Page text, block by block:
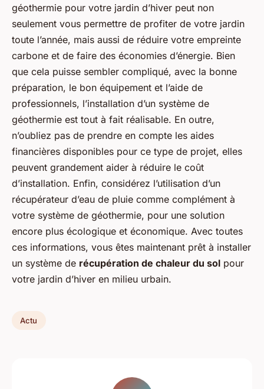
géothermie pour votre jardin d’hiver peut non
seulement vous permettre de profiter de votre jardin
toute l’année, mais aussi de réduire votre empreinte
carbone et de faire des économies d’énergie. Bien
que cela puisse sembler compliqué, avec la bonne
préparation, le bon équipement et l’aide de
professionnels, l’installation d’un système de
géothermie est tout à fait réalisable. En outre,
n’oubliez pas de prendre en compte les aides
financières disponibles pour ce type de projet, elles
peuvent grandement aider à réduire le coût
d’installation. Enfin, considérez l’utilisation d’un
récupérateur d’eau de pluie comme complément à
votre système de géothermie, pour une solution
encore plus écologique et économique. Avec toutes
ces informations, vous êtes maintenant prêt à installer
un système de récupération de chaleur du sol pour
votre jardin d’hiver en milieu urbain.
Actu